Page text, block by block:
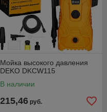
Мойка высокого давления
DEKO DKCW115
В наличии
215,46 руб.